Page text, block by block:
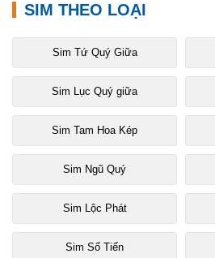
SIM THEO LOẠI
Sim Tứ Quý Giữa
Sim Lục Quý giữa
Sim Tam Hoa Kép
Sim Ngũ Quý
Sim Lộc Phát
Sim Số Tiến